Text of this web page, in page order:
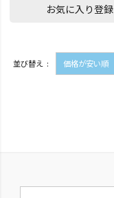
お気に入り登録
並び替え 価格が安い順